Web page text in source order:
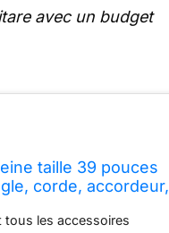
avec un budget
taille 39 pouces
corde, accordeur,
tous les accessoires